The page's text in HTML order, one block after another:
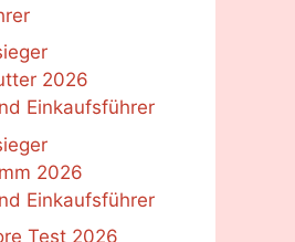
2026
Einkaufsführer
2026
Einkaufsführer
Test 2026